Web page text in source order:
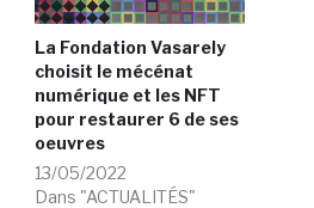
La Fondation Vasarely
choisit le mécénat
numérique et les NFT
pour restaurer 6 de ses
oeuvres
13/05/2022
Dans "ACTUALITÉS"